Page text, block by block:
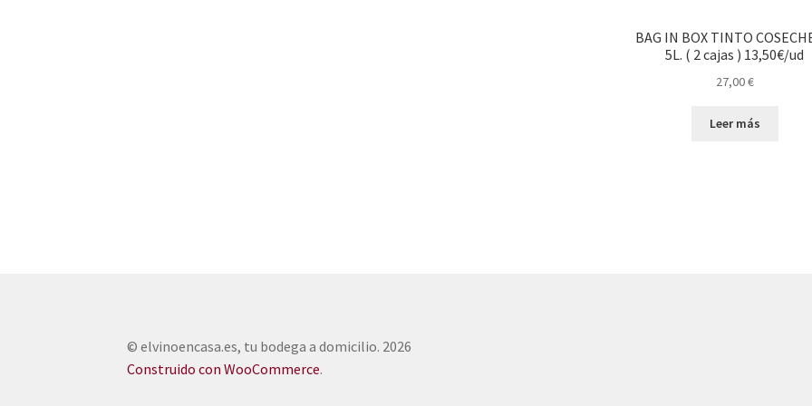
BAG IN BOX TINTO
5L. ( 2 cajas ) 13,50€/ud
27,00€
Leer más
© elvinoencasa.es, tu bodega a domicilio. 2026
Construido con WooCommerce.